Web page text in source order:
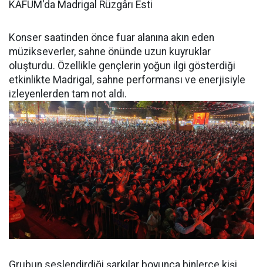
KAFUM'da Madrigal Rüzgârı Esti
Konser saatinden önce fuar alanına akın eden
müzikseverler, sahne önünde uzun kuyruklar
oluşturdu. Özellikle gençlerin yoğun ilgi gösterdiği
etkinlikte Madrigal, sahne performansı ve enerjisiyle
izleyenlerden tam not aldı.